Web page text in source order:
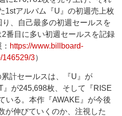
1stアルバム『U』の初週売上枚
、自己最多の初週セールスを
番目に多い初週セールスを記録
https://www.billboard-
146529/3）
計セールスは、『U』が
が245,698枚、そして『RISE
いる。本作『AWAKE』が今後
が伸びていくのか、注視した